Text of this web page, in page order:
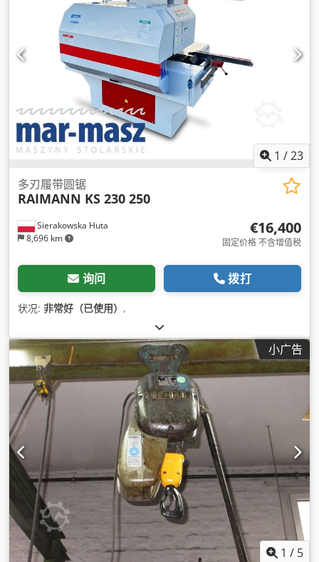
1 /23
Sierakowska Huta
8,696 km
多刃履带圆锯
RAIMANN KS 230 250
€16,400
固定价格 不含增值税
询问 拨打
状况: 非常好（已使用） ,
小广告
1 / 5